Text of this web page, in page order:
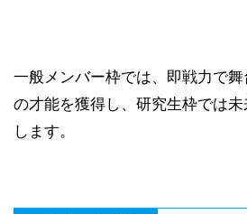
一般メンバー枠では、即戦力で
の才能を獲得し、研究生枠では
します。